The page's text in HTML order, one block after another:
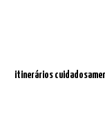
itinerários